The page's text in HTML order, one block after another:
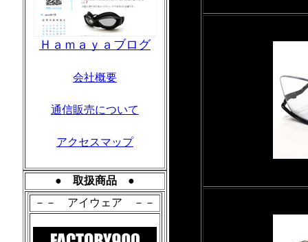
Ｈａｍａｙａブログ
会社概要
通信販売について
アクセスマップ
● 取扱商品 ●
－－ アイウェア －－